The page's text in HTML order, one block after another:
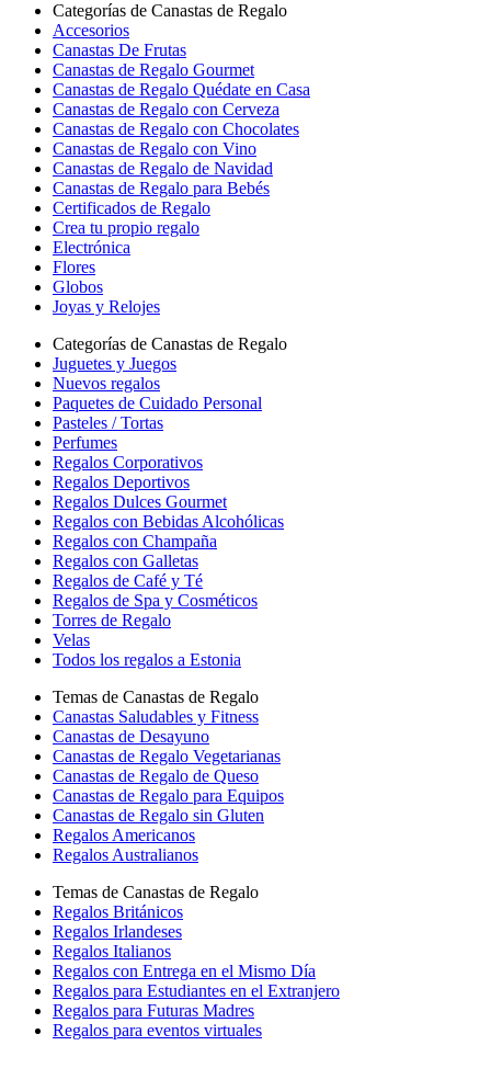
Categorías de Canastas de Regalo
Accesorios
Canastas De Frutas
Canastas de Regalo Gourmet
Canastas de Regalo Quédate en Casa
Canastas de Regalo con Cerveza
Canastas de Regalo con Chocolates
Canastas de Regalo con Vino
Canastas de Regalo de Navidad
Canastas de Regalo para Bebés
Certificados de Regalo
Crea tu propio regalo
Electrónica
Flores
Globos
Joyas y Relojes
Categorías de Canastas de Regalo
Juguetes y Juegos
Nuevos regalos
Paquetes de Cuidado Personal
Pasteles / Tortas
Perfumes
Regalos Corporativos
Regalos Deportivos
Regalos Dulces Gourmet
Regalos con Bebidas Alcohólicas
Regalos con Champaña
Regalos con Galletas
Regalos de Café y Té
Regalos de Spa y Cosméticos
Torres de Regalo
Velas
Todos los regalos a Estonia
Temas de Canastas de Regalo
Canastas Saludables y Fitness
Canastas de Desayuno
Canastas de Regalo Vegetarianas
Canastas de Regalo de Queso
Canastas de Regalo para Equipos
Canastas de Regalo sin Gluten
Regalos Americanos
Regalos Australianos
Temas de Canastas de Regalo
Regalos Británicos
Regalos Irlandeses
Regalos Italianos
Regalos con Entrega en el Mismo Día
Regalos para Estudiantes en el Extranjero
Regalos para Futuras Madres
Regalos para eventos virtuales